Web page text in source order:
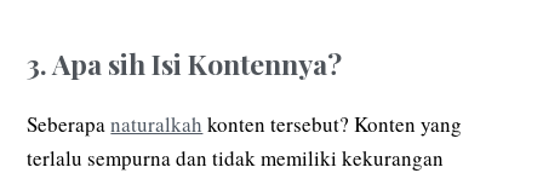
3. Apa sih Isi Kontennya?
Seberapanaturalkah konten tersebut? Konten yang
terlalu sempurna dan tidak memiliki kekurangan